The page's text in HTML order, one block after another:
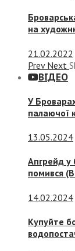
на
21.02.2022
Prev Next
ВІДЕО
У
палаючої
13.05.2024
Апгрейд у
помився
14.02.2024
Купуйте